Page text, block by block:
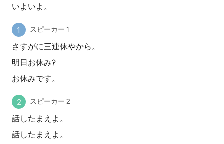
いよいよ。
スピーカー 1
さすがに三連休やから。
明日お休み?
お休みです。
スピーカー 2
話したまえよ。
話したまえよ。